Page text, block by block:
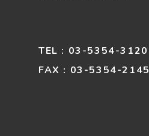
TEL : 03-5354-3120
FAX : 03-5354-2145